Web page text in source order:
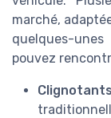
marché,
quelques-
pouvez